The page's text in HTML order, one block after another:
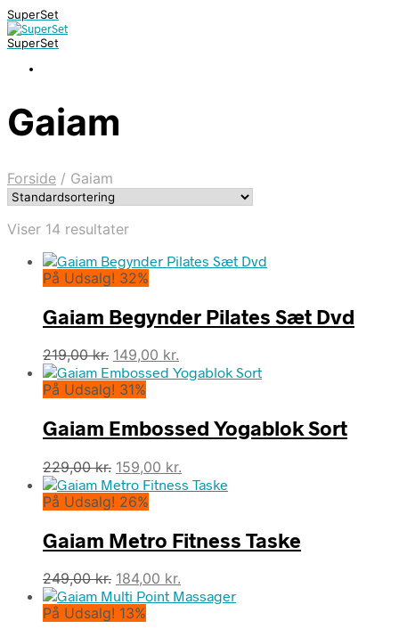
SuperSet
SuperSet
Gaiam
Forside / Gaiam
Viser 14 resultater
På Udsalg! 32%
Gaiam Begynder Pilates Sæt Dvd
219,00kr. Den
oprindelige
pris
219,00 kr..
149,00 kr.
aktuelle
149,00 kr..
På Udsalg! 31%
Gaiam Embossed Yogablok Sort
229,00kr. Den
oprindelige
pris
229,00 kr..
159,00 kr.
aktuelle
159,00 kr..
På Udsalg! 26%
Gaiam Metro Fitness Taske
249,00kr. Den
oprindelige
pris
184,00 kr.
aktuelle
På Udsalg! 13%